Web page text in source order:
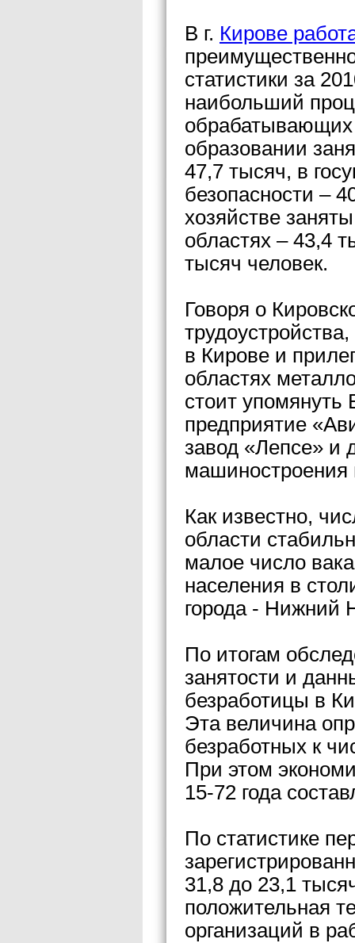
В г. Кирове
статистики за
наибольший
обрабатывающих
образовании
47,7 тысяч, в
безопасности –
хозяйстве
областях – 43,4
тысяч человек.
Говоря о
в Кирове и
областях
стоит упомянуть
предприятие
завод «Лепсе» и
машиностроения
Как известно,
области
малое число
населения в
города - Нижний
По итогам
занятости и
безработицы в
Эта величина
безработных к
При этом
15-72 года
По статистике
31,8 до 23,1
положительная
организаций в